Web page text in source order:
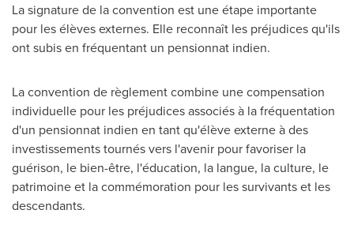
La signature de la convention est une étape importante
pour les élèves externes. Elle reconnaît les préjudices qu'ils
ont subis en fréquentant un pensionnat indien.
La convention de règlement combine une compensation
individuelle pour les préjudices associés à la fréquentation
d'un pensionnat indien en tant qu'élève externe à des
investissements tournés vers l'avenir pour favoriser la
guérison, le bien-être, l'éducation, la langue, la culture, le
patrimoine et la commémoration pour les survivants et les
descendants.